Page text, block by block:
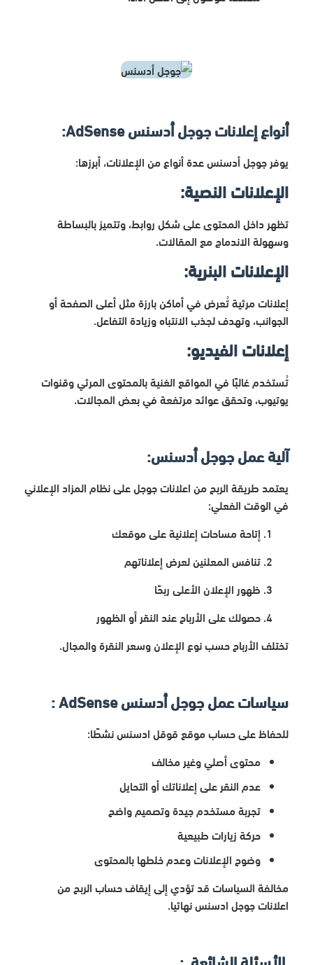
أنواع إعلانات جوجل أدسنسAdSense:
يوفر جوجل أدسنس عدة أنواع من الإعلانات، أبرزها:
الإعلانات النصية:
تظهر داخل المحتوى على شكل روابط، وتتميز بالبساطة
وسهولة الاندماج مع المقالات.
الإعلانات البنرية:
إعلانات مرئية تُعرض في أماكن بارزة مثل أعلى الصفحة أو
الجوانب، وتهدف لجذب الانتباه وزيادة التفاعل.
إعلانات الفيديو:
تُستخدم غالبًا في المواقع الغنية بالمحتوى المرئي وقنوات
يوتيوب، وتحقق عوائد مرتفعة في بعض المجالات.
آلية عمل جوجل أدسنس:
يعتمد طريقة الربح من اعلانات جوجلعلى نظام المزاد الإعلاني
في الوقت الفعلي:
إتاحة مساحات إعلانية على موقعك
تنافس المعلنين لعرض إعلاناتهم
ظهور الإعلان الأعلى ربحًا
حصولك على الأرباح عند النقر أو الظهور
تختلف الأرباح حسب نوع الإعلان وسعر النقرة والمجال.
سياسات عمل جوجل أدسنسAdSense :
للحفاظ على حساب موقع قوقل ادسنس نشطًا:
محتوى أصلي وغير مخالف
عدم النقر على إعلاناتك أو التحايل
تجربة مستخدم جيدة وتصميم واضح
حركة زيارات طبيعية
وضوح الإعلانات وعدم خلطها بالمحتوى
مخالفة السياسات قد تؤدي إلى إيقاف حساب الربح من
اعلانات جوجل ادسنسنهائيا.